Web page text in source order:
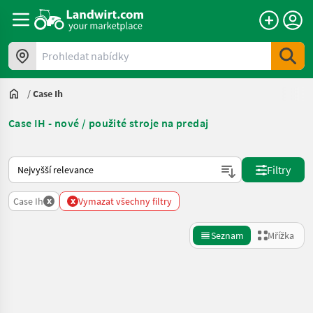
Prohledat nabídky
/Case Ih
Case IH - nové / použité stroje na predaj
Takto se řadí nabídky na Landwirt.com
Filtry
Case Ih x x Vymazat všechny filtry
Seznam Mřížka